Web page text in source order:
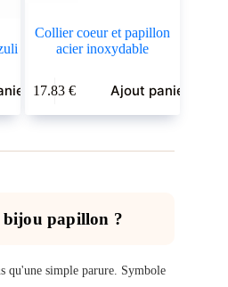
Collier coeur et papillon
acier inoxydable
17.83€ Ajout panier
papillon ?
qu'une simple parure. Symbole